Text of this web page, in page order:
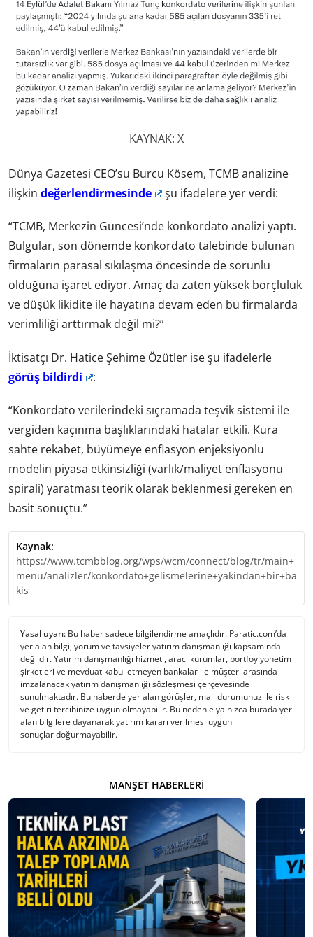
KAYNAK: X
Dünya Gazetesi CEO’su Burcu Kösem, TCMB analizine
ilişkin değerlendirmesinde şu ifadelere yer verdi:
“TCMB, Merkezin Güncesi’nde konkordato analizi yaptı.
Bulgular, son dönemde konkordato talebinde bulunan
firmaların parasal sıkılaşma öncesinde de sorunlu
olduğuna işaret ediyor. Amaç da zaten yüksek borçluluk
ve düşük likidite ile hayatına devam eden bu firmalarda
verimliliği arttırmak değil mi?”
İktisatçı Dr. Hatice Şehime Özütler ise şu ifadelerle
görüş bildirdi
:
“Konkordato verilerindeki sıçramada teşvik sistemi ile
vergiden kaçınma başlıklarındaki hatalar etkili. Kura
sahte rekabet, büyümeye enflasyon enjeksiyonlu
modelin piyasa etkinsizliği (varlık/maliyet enflasyonu
spirali) yaratması teorik olarak beklenmesi gereken en
basit sonuçtu.”
Kaynak:
https://www.tcmbblog.org/wps/wcm/connect/blog/tr/main+
menu/analizler/konkordato+gelismelerine+yakindan+bir+ba
kis
Yasal uyarı: Bu haber sadece bilgilendirme amaçlıdır. Paratic.com’da
yer alan bilgi, yorum ve tavsiyeler yatırım danışmanlığı kapsamında
değildir. Yatırım danışmanlığı hizmeti, aracı kurumlar, portföy yönetim
şirketleri ve mevduat kabul etmeyen bankalar ile müşteri arasında
imzalanacak yatırım danışmanlığı sözleşmesi çerçevesinde
sunulmaktadır. Bu haberde yer alan görüşler, mali durumunuz ile risk
ve getiri tercihinize uygun olmayabilir. Bu nedenle yalnızca burada yer
alan bilgilere dayanarak yatırım kararı verilmesi uygun
sonuçlar doğurmayabilir.
MANŞET HABERLERI